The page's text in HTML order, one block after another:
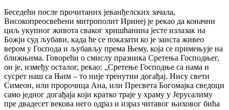
Беседећи после прочитаних јеванђелских зачала,
Високопреосвећени митрополит Иринеј је рекао да коначни
циљ укупног живота сваког хришћанина јесте излазак на
Божји суд љубави, када ће се показати ко је заиста живео
вером у Господа и љубављу према Њему, која се примењује на
ближњима. Говорећи о смислу празника Сретења Господњег,
он је, између осталог, рекао: „Сретење Господње са нама и
сусрет наш са Њим – то није тренутни догађај. Нису свети
Симеон, или пророчица Ана, или Пресвета Богомајка сведоци
само једног догађаја који кратко траје у храму у Јерусалиму
пре двадесет векова него одраз и израз читавог њиховог бића